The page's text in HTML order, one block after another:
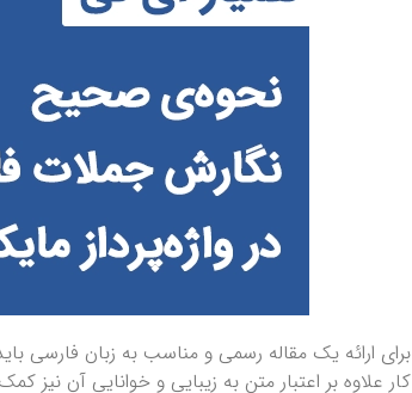
برای ارائه یک مقاله رسمی و مناسب به زبان فارسی
کار علاوه بر اعتبار متن به زیبایی و خوانایی آن نیز